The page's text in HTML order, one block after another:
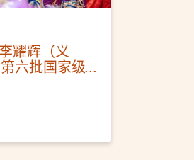
耀辉（义
六批国家级
传承人